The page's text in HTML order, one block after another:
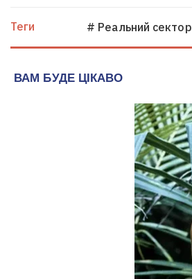
Теги # Реальний сектор